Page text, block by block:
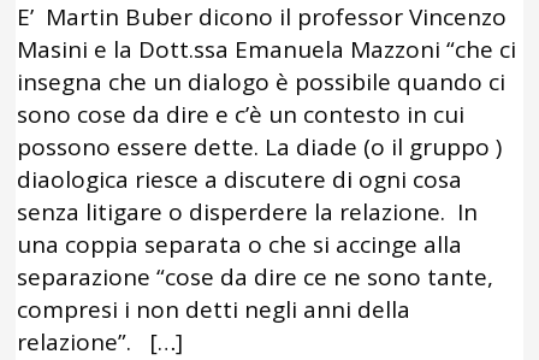
E’ Martin Buber dicono il professor Vincenzo
Masini e la Dott.ssa Emanuela Mazzoni “che ci
insegna che un dialogo è possibile quando ci
sono cose da dire e c’è un contesto in cui
possono essere dette. La diade (o il gruppo )
diaologica riesce a discutere di ogni cosa
senza litigare o disperdere la relazione. In
una coppia separata o che si accinge alla
separazione “cose da dire ce ne sono tante,
compresi i non detti negli anni della
relazione”. […]